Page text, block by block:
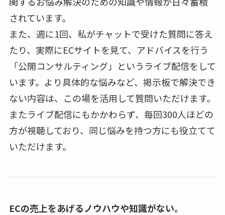
されています。
また、週に1回、私がチャットで受けた質問に答え
たり、実際にECサイトを見て、アドバイスを行う
「公開コンサルティング」というライブ配信をして
います。より具体的な悩みなど、掲示板で解決でき
ない内容は、この場を活用して質問いただけます。
またライブ配信にもかかわらず、毎回300人ほどの
方が視聴しており、同じ悩みを持つ方にも役立てて
いただけます。
ECの売上をあげるノウハウや知識がない。